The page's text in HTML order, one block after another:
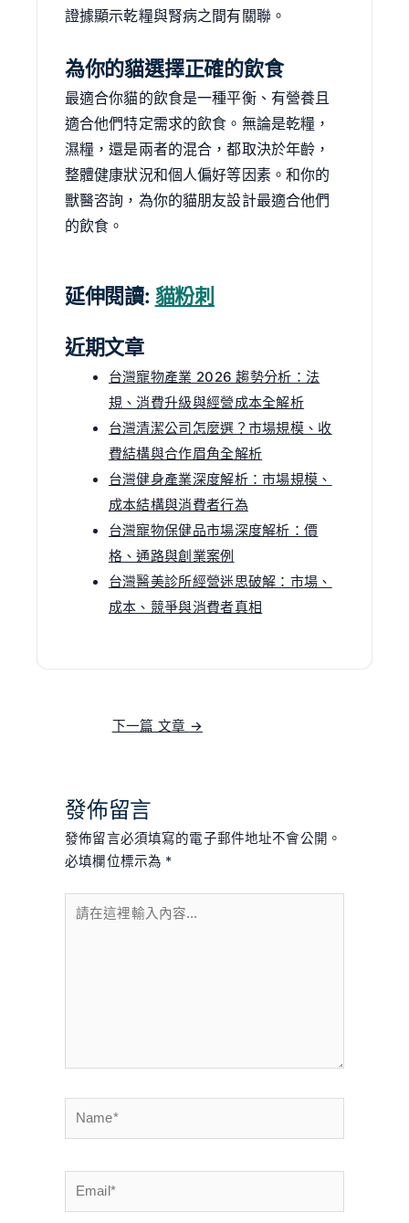
證據顯示乾糧與腎病之間有關聯。
為你的貓選擇正確的飲食
最適合你貓的飲食是一種平衡、有營養且
適合他們特定需求的飲食。無論是乾糧，
濕糧，還是兩者的混合，都取決於年齡，
整體健康狀況和個人偏好等因素。和你的
獸醫咨詢，為你的貓朋友設計最適合他們
的飲食。
延伸閱讀: 貓粉刺
近期文章
台灣寵物產業 2026 趨勢分析：法
規、消費升級與經營成本全解析
台灣清潔公司怎麼選？市場規模、收
費結構與合作眉角全解析
台灣健身產業深度解析：市場規模、
成本結構與消費者行為
台灣寵物保健品市場深度解析：價
格、通路與創業案例
台灣醫美診所經營迷思破解：市場、
成本、競爭與消費者真相
下一篇 文章 →
發佈留言
發佈留言必須填寫的電子郵件地址不會公開。
必填欄位標示為 *
請
在